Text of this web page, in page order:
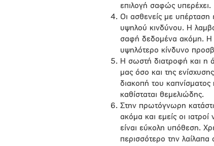
επιλογή σαφώς υπερέχει.
Οι ασθενείς με υπέρταση
υψηλού κινδύνου. Η
σαφή δεδομένα ακόμη. Η
υψηλότερο κίνδυνο
Η σωστή διατροφή και η
μας όσο και της
διακοπή του
καθίσταται θεμελιώδης.
Στην πρωτόγνωρη
ακόμα και εμείς οι
είναι εύκολη υπόθεση.
περισσότερο την